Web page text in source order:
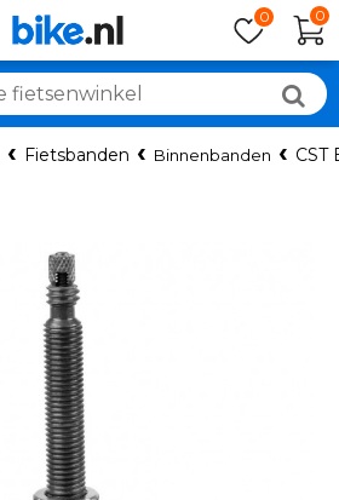
0 0
Fietsbanden Binnenbanden CST